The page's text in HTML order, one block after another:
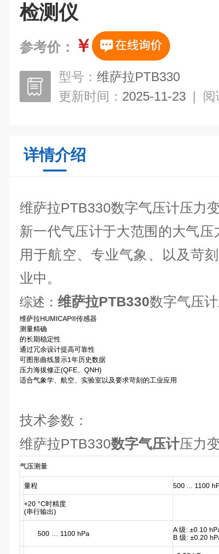
检测仪
参考价： ￥
型号： 维萨拉PTB330
更新时间： 2025-11-23 | 阅
详情介绍
维萨拉PTB330数字气压计压力
新一代气压计于大范围的大气
用于航空、专业气象、以及苛
业中。
综述： 维萨拉PTB330数字气压计
维萨拉HUMICAP®传感器
测量精确
的长期稳定性
通过冗余设计提高可靠性
可图形曲线显示1年历史数据
压力海拔修正(QFE、QNH)
适合气象学、航空、实验室以及要求苛刻的工业应用
技术参数：
维萨拉PTB330数字气压计压力
气压测量
量程 500 ... 1100
+20 °C时精度
(串行输出)
500 … 1100 hPa
A 级: ±0.10
B 级: ±0.20